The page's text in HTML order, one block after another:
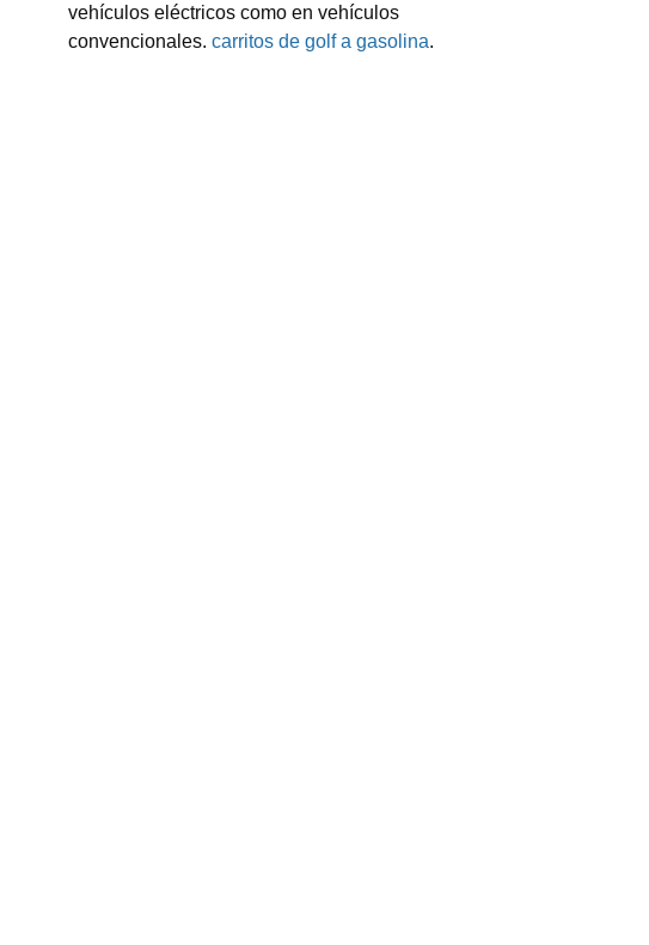
vehículos eléctricos como en vehículos
convencionales. carritos de golf a gasolina.